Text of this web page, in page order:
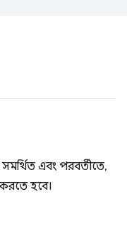
সমর্থিত এবং পরবর্তীতে,
হবে।